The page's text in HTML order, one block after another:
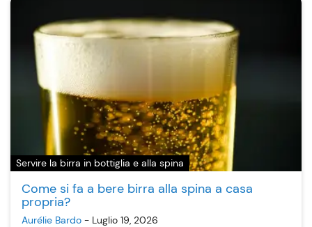
Servire la birra in bottiglia e alla spina
Come si fa a bere birra alla spina a casa
propria?
Aurélie Bardo - Luglio 19, 2026